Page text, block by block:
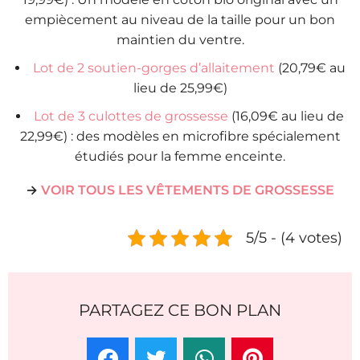
empiècement au niveau de la taille pour un bon
maintien du ventre.
Lot de 2 soutien-gorges d’allaitement (20,79€ au
lieu de 25,99€)
Lot de 3 culottes de grossesse (16,09€ au lieu de
22,99€) : des modèles en microfibre spécialement
étudiés pour la femme enceinte.
→ VOIR TOUS LES VÊTEMENTS DE GROSSESSE
5/5 - (4 votes)
PARTAGEZ CE BON PLAN